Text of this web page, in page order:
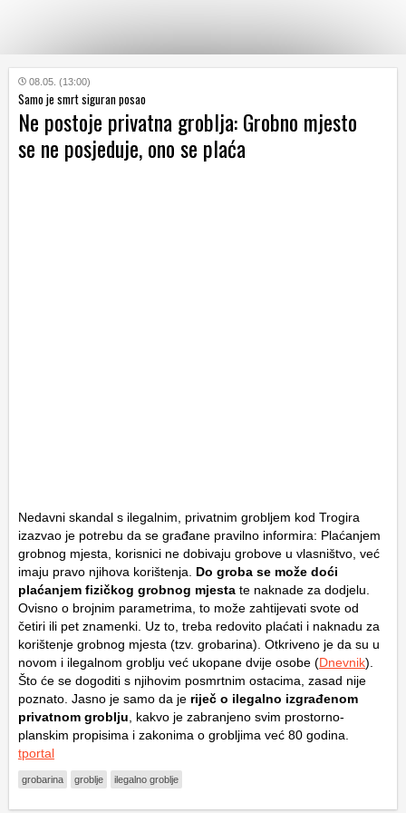
KATEGORIJE
HRVATSKI
WEB
08.05. (13:00)
Samo je smrt siguran posao
Ne postoje privatna groblja: Grobno mjesto
se ne posjeduje, ono se plaća
Nedavni skandal s ilegalnim, privatnim grobljem kod Trogira
izazvao je potrebu da se građane pravilno informira: Plaćanjem
grobnog mjesta, korisnici ne dobivaju grobove u vlasništvo, već
imaju pravo njihova korištenja. Do groba se može doći
plaćanjem fizičkog grobnog mjesta te naknade za dodjelu.
Ovisno o brojnim parametrima, to može zahtijevati svote od
četiri ili pet znamenki. Uz to, treba redovito plaćati i naknadu za
korištenje grobnog mjesta (tzv. grobarina). Otkriveno je da su u
novom i ilegalnom groblju već ukopane dvije osobe (Dnevnik).
Što će se dogoditi s njihovim posmrtnim ostacima, zasad nije
poznato. Jasno je samo da je riječ o ilegalno izgrađenom
privatnom groblju , kakvo je zabranjeno svim prostorno-
planskim propisima i zakonima o grobljima već 80 godina.
tportal
grobarina groblje ilegalno groblje